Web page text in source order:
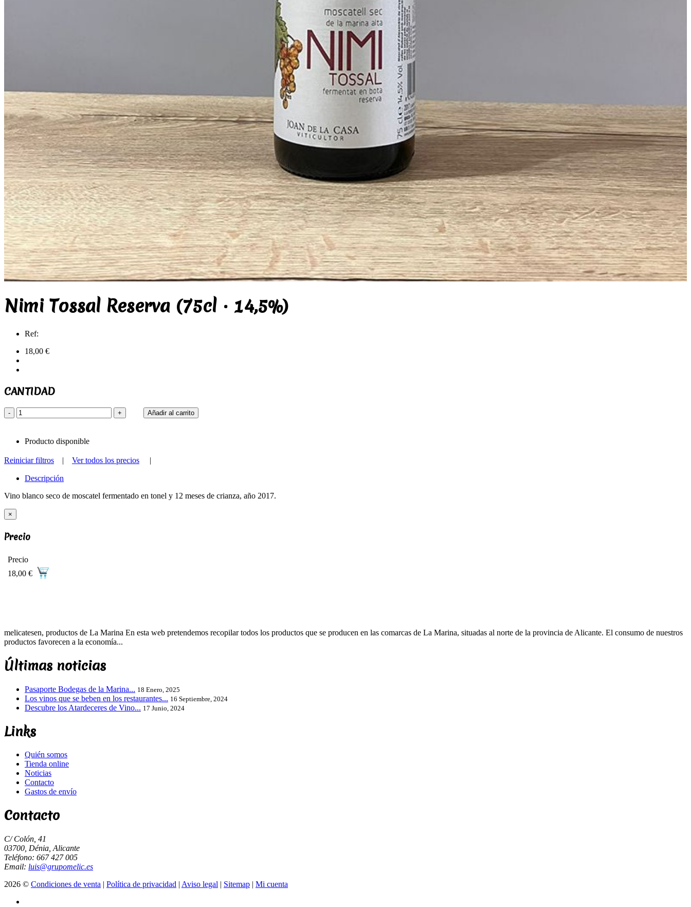
Nimi Tossal Reserva (75cl · 14,5%)
Ref:
18,00 €
CANTIDAD
- + Añadir al carrito
Producto disponible
Reiniciar filtros | Ver todos los precios |
Descripción
Vino blanco seco de moscatel fermentado en tonel y 12 meses de crianza, año 2017.
×
Precio
Precio
18,00 €
melicatesen, productos de La Marina En esta web pretendemos recopilar todos los productos que se producen en las comarcas de La Marina, situadas al norte de la provincia de Alicante. El consumo de nuestros
productos favorecen a la economía...
Últimas noticias
Pasaporte Bodegas de la Marina... 18 Enero, 2025
Los vinos que se beben en los restaurantes... 16 Septiembre, 2024
Descubre los Atardeceres de Vino... 17 Junio, 2024
Links
Quién somos
Tienda online
Noticias
Contacto
Gastos de envío
Contacto
C/ Colón, 41
03700, Dénia, Alicante
Teléfono: 667 427 005
Email: luis@grupomelic.es
2026 © Condiciones de venta | Política de privacidad | Aviso legal | Sitemap | Mi cuenta